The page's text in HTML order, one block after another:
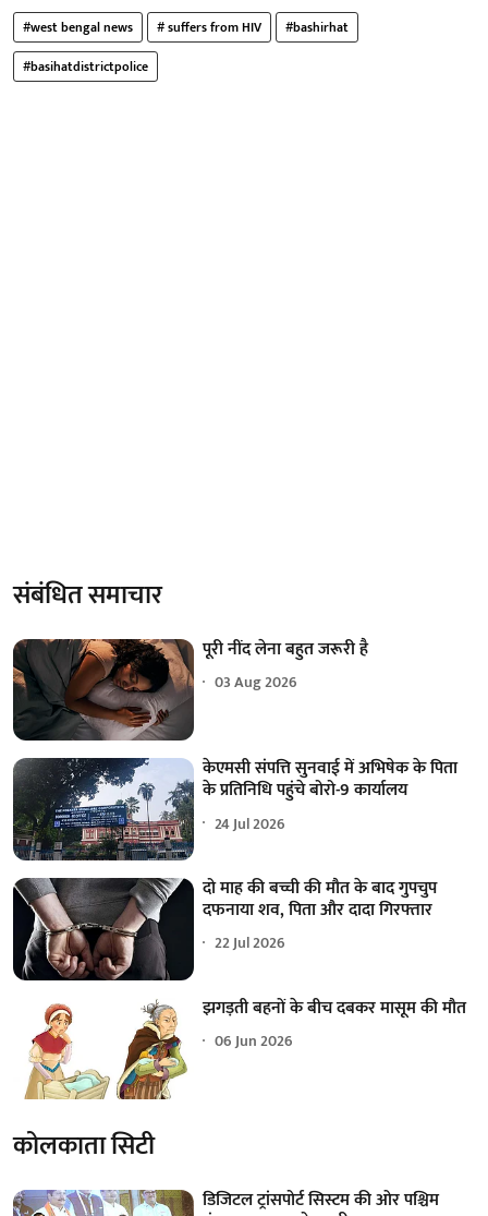
#west bengal news # suffers from HIV
#bashirhat
#basihatdistrictpolice
संबंधित समाचार
पूरी नींद लेना बहुत जरूरी है
03 Aug 2026
केएमसी संपत्ति सुनवाई में अभिषेक के पिता
के प्रतिनिधि पहुंचे बोरो-9 कार्यालय
24 Jul 2026
दो माह की बच्ची की मौत के बाद गुपचुप
दफनाया शव, पिता और दादा गिरफ्तार
22 Jul 2026
झगड़ती बहनों के बीच दबकर मासूम की मौत
06 Jun 2026
कोलकाता सिटी
डिजिटल ट्रांसपोर्ट सिस्टम की ओर पश्चिम